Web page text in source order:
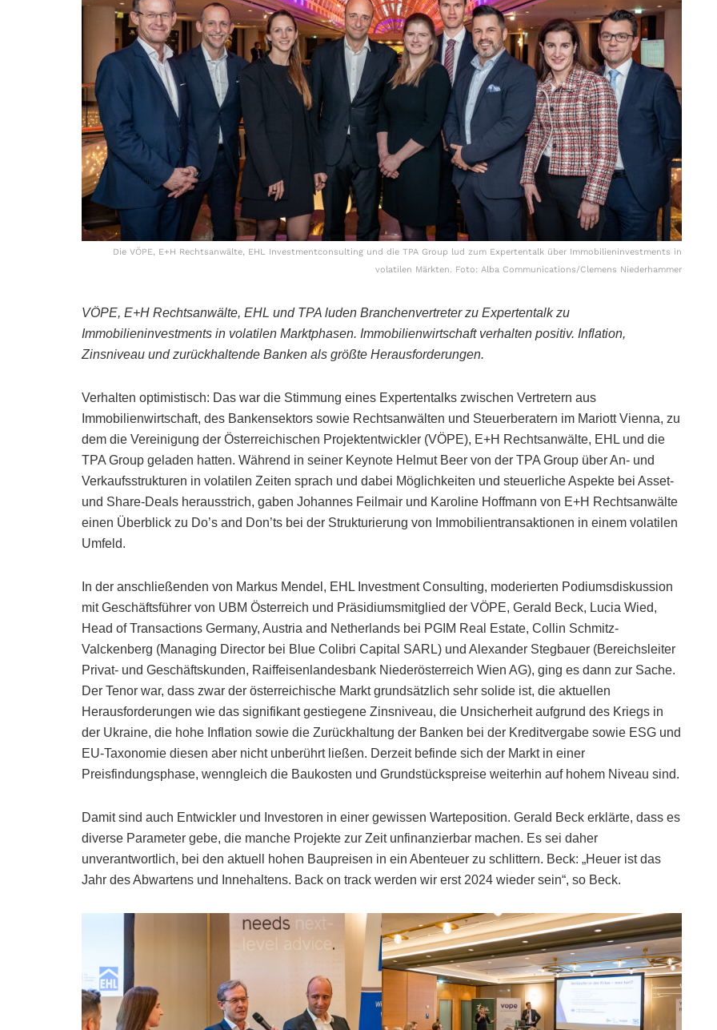
Die VÖPE, E+H Rechtsanwälte, EHL Investmentconsulting und die TPA Group lud zum Expertentalk über Immobilieninvestments in
volatilen Märkten. Foto: Alba Communications/Clemens Niederhammer
VÖPE, E+H Rechtsanwälte, EHL und TPA luden Branchenvertreter zu Expertentalk zu
Immobilieninvestments in volatilen Marktphasen. Immobilienwirtschaft verhalten positiv. Inflation,
Zinsniveau und zurückhaltende Banken als größte Herausforderungen.
Verhalten optimistisch: Das war die Stimmung eines Expertentalks zwischen Vertretern aus
Immobilienwirtschaft, des Bankensektors sowie Rechtsanwälten und Steuerberatern im Mariott Vienna, zu
dem die Vereinigung der Österreichischen Projektentwickler (VÖPE), E+H Rechtsanwälte, EHL und die
TPA Group geladen hatten. Während in seiner Keynote Helmut Beer von der TPA Group über An- und
Verkaufsstrukturen in volatilen Zeiten sprach und dabei Möglichkeiten und steuerliche Aspekte bei Asset-
und Share-Deals herausstrich, gaben Johannes Feilmair und Karoline Hoffmann von E+H Rechtsanwälte
einen Überblick zu Do’s and Don’ts bei der Strukturierung von Immobilientransaktionen in einem volatilen
Umfeld.
In der anschließenden von Markus Mendel, EHL Investment Consulting, moderierten Podiumsdiskussion
mit Geschäftsführer von UBM Österreich und Präsidiumsmitglied der VÖPE, Gerald Beck, Lucia Wied,
Head of Transactions Germany, Austria and Netherlands bei PGIM Real Estate, Collin Schmitz-
Valckenberg (Managing Director bei Blue Colibri Capital SARL) und Alexander Stegbauer (Bereichsleiter
Privat- und Geschäftskunden, Raiffeisenlandesbank Niederösterreich Wien AG), ging es dann zur Sache.
Der Tenor war, dass zwar der österreichische Markt grundsätzlich sehr solide ist, die aktuellen
Herausforderungen wie das signifikant gestiegene Zinsniveau, die Unsicherheit aufgrund des Kriegs in
der Ukraine, die hohe Inflation sowie die Zurückhaltung der Banken bei der Kreditvergabe sowie ESG und
EU-Taxonomie diesen aber nicht unberührt ließen. Derzeit befinde sich der Markt in einer
Preisfindungsphase, wenngleich die Baukosten und Grundstückspreise weiterhin auf hohem Niveau sind.
Damit sind auch Entwickler und Investoren in einer gewissen Warteposition. Gerald Beck erklärte, dass es
diverse Parameter gebe, die manche Projekte zur Zeit unfinanzierbar machen. Es sei daher
unverantwortlich, bei den aktuell hohen Baupreisen in ein Abenteuer zu schlittern. Beck: „Heuer ist das
Jahr des Abwartens und Innehaltens. Back on track werden wir erst 2024 wieder sein“, so Beck.